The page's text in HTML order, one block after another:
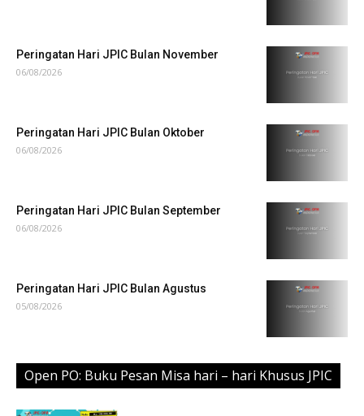
Peringatan Hari JPIC Bulan November
06/08/2026
Peringatan Hari JPIC Bulan Oktober
06/08/2026
Peringatan Hari JPIC Bulan September
06/08/2026
Peringatan Hari JPIC Bulan Agustus
05/08/2026
Open PO: Buku Pesan Misa hari – hari Khusus JPIC